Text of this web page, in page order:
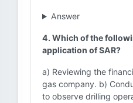
Answer
4. Which of the
application of SAR?
a) Reviewing the
gas company. b)
to observe drilling